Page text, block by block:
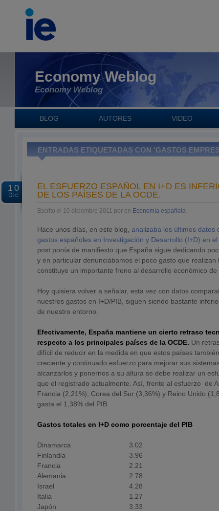
Economy Weblog
Economy Weblog
BLOG AUTORES VIDEO
ENTRADAS ETIQUETADAS CON ‘GASTOS
10
Dic
EL ESFUERZO ESPAÑOL EN I+D ES
DE LOS PAÍSES DE LA OCDE.
Escrito el 10 diciembre 2011 por en Economía española
Hace unos días, en este blog, analizaba los últimos datos
gastos españoles en Investigación y Desarrollo (I+D) en
post ponía de manifiesto que España sigue dedicando
y en particular denunciábamos el poco gasto que realizan
constituye un importante freno al desarrollo económico
Hoy quisiera volver a señalar, esta vez con datos
nuestros gastos en I+D/PIB, siguen siendo bastante
de nuestro entorno.
Efectivamente, España mantiene un cierto retraso
respecto a los principales países de la OCDE. Un
difícil de reducir en la medida en que estos países
creciente y continuado esfuerzo para mejorar sus
alcanzarlos y ponernos a su altura se debe realizar un
que el registrado actualmente. Así, frente al esfuerzo de
Francia (2,21%), Corea del Sur (3,36%) y Reino Unido
gasta el 1,38% del PIB.
Gastos totales en I+D como porcentaje del PIB
Dinamarca
3.02
Finlandia
3.96
Francia
2.21
Alemania
2.78
Israel
4.28
Italia
1.27
Japón
3.33